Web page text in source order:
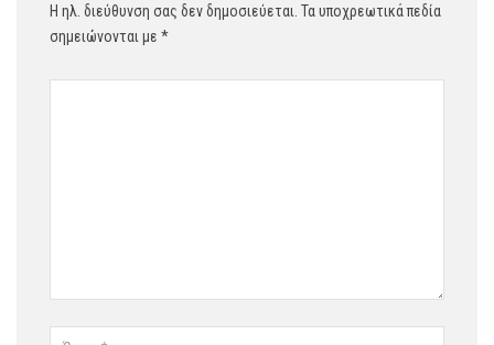
Η ηλ. διεύθυνση σας δεν δημοσιεύεται. Τα υποχρεωτικά πεδία
σημειώνονται με *